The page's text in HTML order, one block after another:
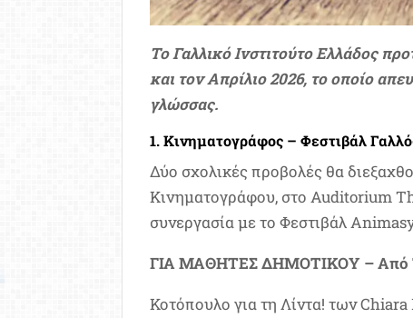
Το Γαλλικό Ινστιτούτο Ελλάδος
και τον Απρίλιο 2026, το οποίο
γλώσσας.
1. Κινηματογράφος – Φεστιβάλ
Δύο σχολικές προβολές θα
Κινηματογράφου, στο Auditorium
συνεργασία με το Φεστιβάλ
ΓΙΑ ΜΑΘΗΤΕΣ ΔΗΜΟΤΙΚΟΥ – Από
Κοτόπουλο για τη Λίντα! των